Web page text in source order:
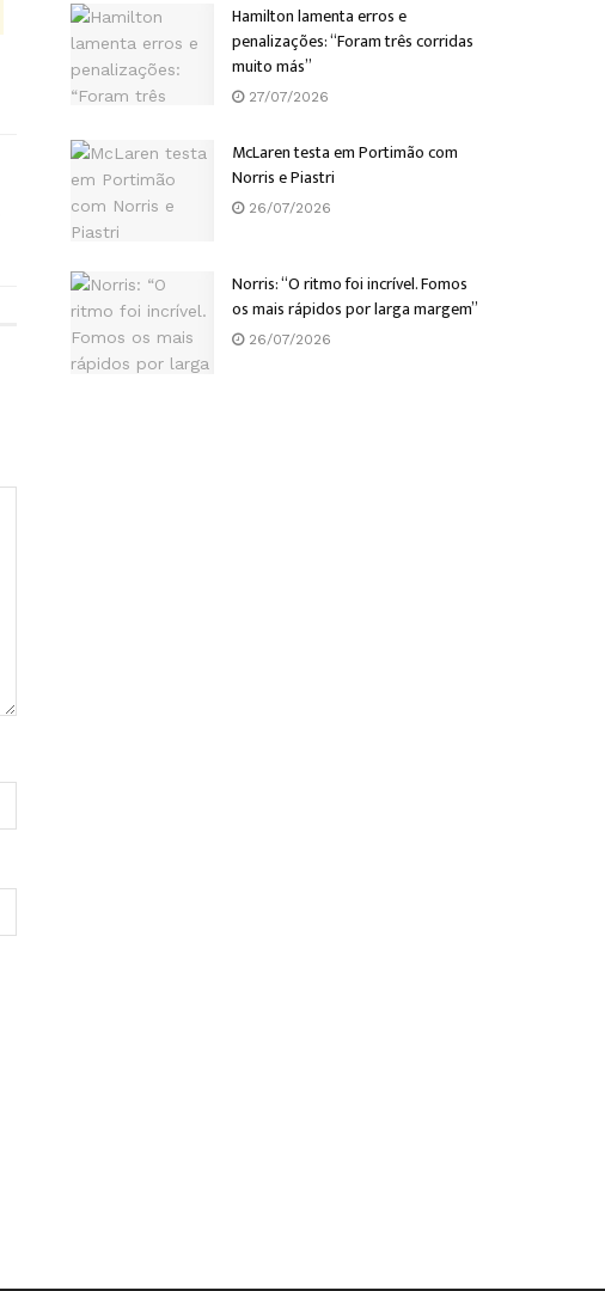
Hamilton lamenta erros e
penalizações: “Foram três corridas
muito más”
27/07/2026
McLaren testa em Portimão com
Norris e Piastri
26/07/2026
Norris: “O ritmo foi incrível. Fomos
os mais rápidos por larga margem”
26/07/2026